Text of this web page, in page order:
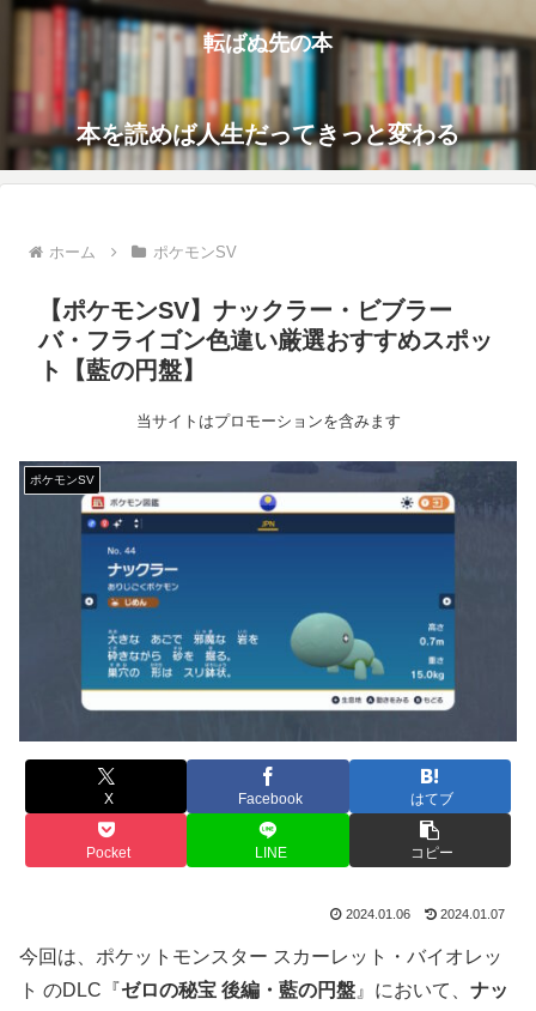
転ばぬ先の本
本を読めば人生だってきっと変わる
ホーム ポケモンSV
【ポケモンSV】ナックラー・ビブラー
バ・フライゴン色違い厳選おすすめスポッ
ト【藍の円盤】
当サイトはプロモーションを含みます
ポケモンSV
X Facebook はてブ
Pocket LINE コピー
2024.01.06 2024.01.07
今回は、ポケットモンスター スカーレット・バイオレッ
ト のDLC『ゼロの秘宝 後編・藍の円盤 』において、 ナッ